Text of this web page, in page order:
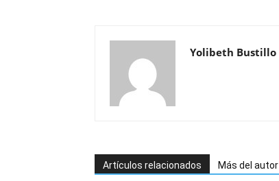
Yolibeth Bustillo
Artículos relacionados Más del autor